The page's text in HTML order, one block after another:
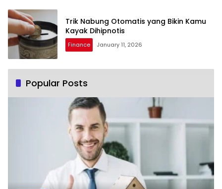
Trik Nabung Otomatis yang Bikin Kamu
Kayak Dihipnotis
Finance January 11, 2026
Popular Posts